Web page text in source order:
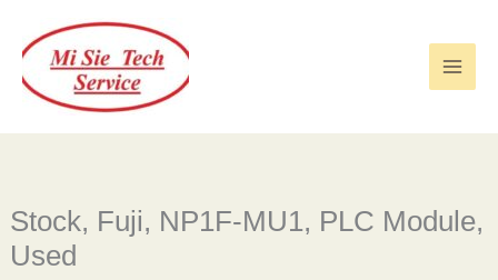
Stock, Fuji, NP1F-MU1, PLC Module,
Used